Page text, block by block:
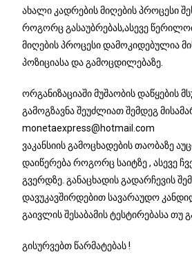
ახალი კადრების მიღების პროცესი
როგორც გასაუბრებას,ასევე
მიღების პროცესი დამოკიდებულია
პოზიციასა და გამოცდილებაზე.
ორგანიზაციაში მუშაობის დაწყების
გამოგზავნა შეუძლიათ შემდეგ
monetaexpress@hotmail.com
ვაკანსიის გამოცხადების თაობაზე
დაიწერება როგორც საიტზე , ასევე
გვერდზე. განაცხადის გადარჩევის
დავუკავშირდებით სავარაუდო
გაივლის შესაბამის ტესტირებასა თუ
გისურვებთ წარმატებას !